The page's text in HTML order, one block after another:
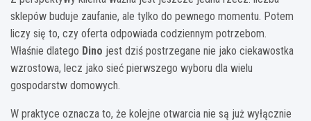
sklepów buduje zaufanie, ale tylko do pewnego momentu. Potem
liczy się to, czy oferta odpowiada codziennym potrzebom.
Właśnie dlatego Dino jest dziś postrzegane nie jako ciekawostka
wzrostowa, lecz jako sieć pierwszego wyboru dla wielu
gospodarstw domowych.
W praktyce oznacza to, że kolejne otwarcia nie są już wyłącznie